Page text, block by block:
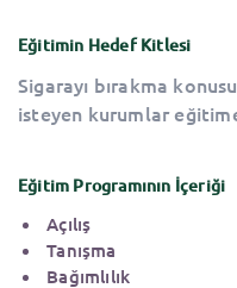
Eğitimin Hedef Kitlesi
Sigarayı bırakma
isteyen kurumlar
Eğitim Programının İçeriği
Açılış
Tanışma
Bağımlılık